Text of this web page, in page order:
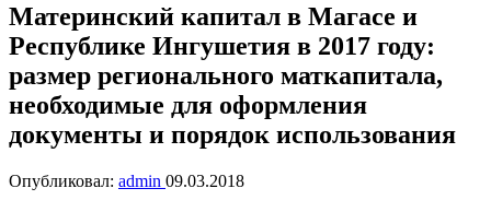
Материнский капитал в Магасе и
Республике Ингушетия в 2017 году:
размер регионального маткапитала,
необходимые для оформления
документы и порядок использования
Опубликовал: admin 09.03.2018